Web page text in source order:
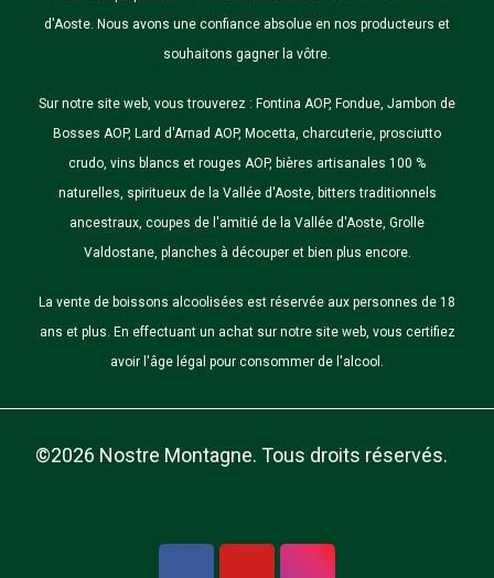
d'Aoste. Nous avons une confiance absolue en nos producteurs et
souhaitons gagner la vôtre.
Sur notre site web, vous trouverez : Fontina AOP, Fondue, Jambon de
Bosses AOP, Lard d'Arnad AOP, Mocetta, charcuterie, prosciutto
crudo, vins blancs et rouges AOP, bières artisanales 100 %
naturelles, spiritueux de la Vallée d'Aoste, bitters traditionnels
ancestraux, coupes de l'amitié de la Vallée d'Aoste, Grolle
Valdostane, planches à découper et bien plus encore.
La vente de boissons alcoolisées est réservée aux personnes de 18
ans et plus. En effectuant un achat sur notre site web, vous certifiez
avoir l'âge légal pour consommer de l'alcool.
©2026 Nostre Montagne. Tous droits réservés.